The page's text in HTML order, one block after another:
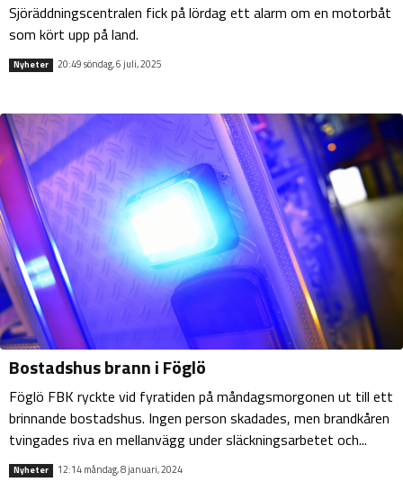
Sjöräddningscentralen fick på lördag ett alarm om en motorbåt
som kört upp på land.
Nyheter 20:49 söndag, 6 juli, 2025
Bostadshus brann i Föglö
Föglö FBK ryckte vid fyratiden på måndagsmorgonen ut till ett
brinnande bostadshus. Ingen person skadades, men brandkåren
tvingades riva en mellanvägg under släckningsarbetet och...
Nyheter 12:14 måndag, 8 januari, 2024